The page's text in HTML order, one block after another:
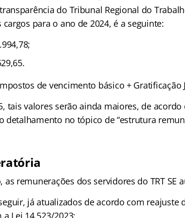
do Tribunal Regional do
para o ano de 2024, é a seguinte:
de vencimento básico + Gratificação
tais valores serão ainda maiores, de
detalhamento no tópico de “estrutura
remunerações dos servidores do TRT SE
já atualizados de acordo com reajuste
Lei 14.523/2023: